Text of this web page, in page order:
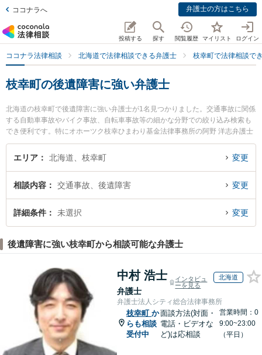
ココナラへ 弁護士の方はこちら
投稿する 探す 閲覧履歴 マイリスト ログイン
ココナラ法律相談 北海道で法律相談できる弁護士 枝幸町で法律相談で
枝幸町の後遺障害に強い弁護士
北海道の枝幸町で後遺障害に強い弁護士が1名見つかりました。交通事故に関係
する自動車事故やバイク事故、自転車事故等の細かな分野での絞り込み検索も
でき便利です。特にオホーツク枝幸ひまわり基金法律事務所の阿野 洋志弁護士
のプロフィール情報や弁護士費用、強みなどが注目されています。『枝幸町で
土日や夜間に発生した後遺障害のトラブルを今すぐに弁護士に相談したい』
でお困りの相談者さんにおすすめです。
エリア 北海道、枝幸町 変更
相談内容 交通事故、後遺障害 変更
詳細条件 未選択 変更
後遺障害に強い枝幸町から相談可能な弁護士
中村 浩士
弁護士
インタビュ
ーを見る
北海道
弁護士法人シティ総合法律事務所
枝幸町 か
らも相談
受付中
面談方法(対面・
電話・ビデオな
ど)は応相談
営業時間：0
9:00~23:00
（平日）